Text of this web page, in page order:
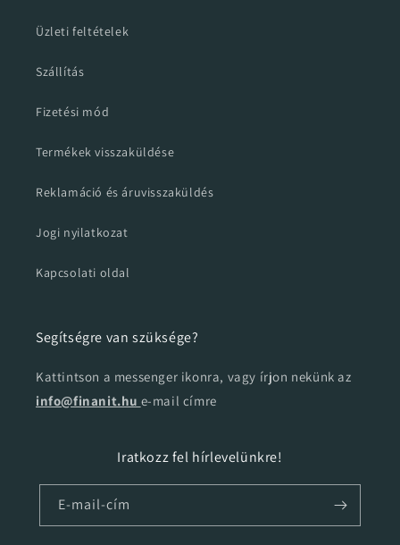
Üzleti feltételek
Szállítás
Fizetési mód
Termékek visszaküldése
Reklamáció és áruvisszaküldés
Jogi nyilatkozat
Kapcsolati oldal
Segítségre van szüksége?
Kattintson a messenger ikonra, vagy írjon nekünk az
info@finanit.hu e-mail címre
Iratkozz fel hírlevelünkre!
E-mail-cím